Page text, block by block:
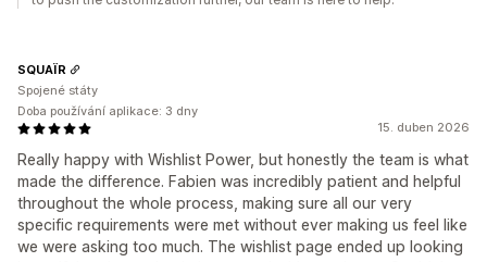
15. duben 2026
Really happy with Wishlist Power, but honestly the team is what
made the difference. Fabien was incredibly patient and helpful
throughout the whole process, making sure all our very
specific requirements were met without ever making us feel like
we were asking too much. The wishlist page ended up looking
SQUAÏR
Spojené státy
Doba používání aplikace: 3 dny